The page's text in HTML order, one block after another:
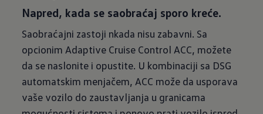
Napred, kada se saobraćaj sporo kreće.
Saobraćajni zastoji nkada nisu zabavni. Sa
opcionim Adaptive Cruise Control ACC, možete
da se naslonite i opustite. U kombinaciji sa DSG
automatskim menjačem, ACC može da usporava
vaše vozilo do zaustavljanja u granicama